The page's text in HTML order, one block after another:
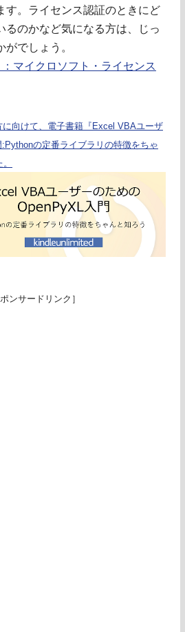
す。ライセンス認証のときにど
るのかなど気になる方は、じっ
がでしょう。
マイクロソフト・ライセンス
向けて、電子書籍『Excel VBAユーザ
の定番ライブラリの特徴をちゃ
ポンサードリンク］